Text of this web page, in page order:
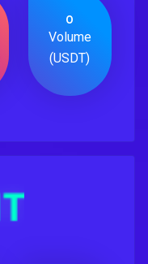
0
Volume
(USDT)